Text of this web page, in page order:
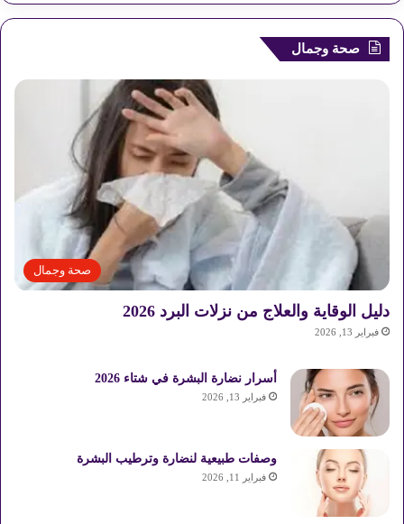
صحة وجمال
صحة وجمال
دليل الوقاية والعلاج من نزلات البرد 2026
فبراير 13, 2026
أسرار نضارة البشرة في شتاء 2026
فبراير 13, 2026
وصفات طبيعية لنضارة وترطيب البشرة
فبراير 11, 2026